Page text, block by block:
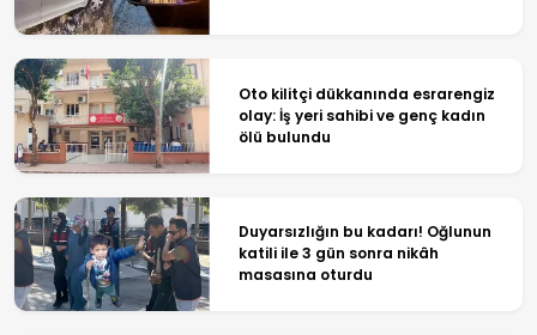
Oto kilitçi dükkanında esrarengiz
olay: İş yeri sahibi ve genç kadın
ölü bulundu
Duyarsızlığın bu kadarı! Oğlunun
katili ile 3 gün sonra nikâh
masasına oturdu